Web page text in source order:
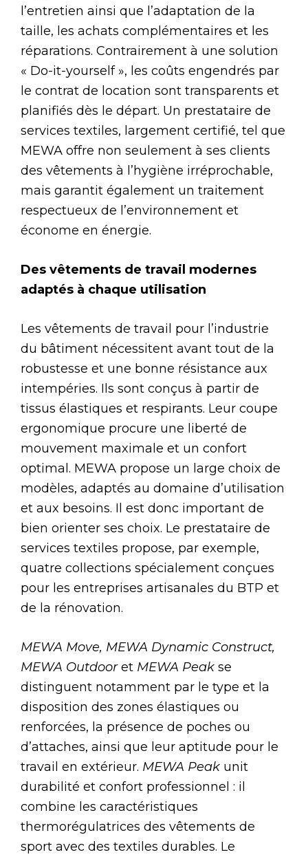
l’entretien ainsi que l’adaptation de la
taille, les achats complémentaires et les
réparations. Contrairement à une solution
« Do-it-yourself », les coûts engendrés par
le contrat de location sont transparents et
planifiés dès le départ. Un prestataire de
services textiles, largement certifié, tel que
MEWA offre non seulement à ses clients
des vêtements à l’hygiène irréprochable,
mais garantit également un traitement
respectueux de l’environnement et
économe en énergie.
Des vêtements de travail modernes
adaptés à chaque utilisation
Les vêtements de travail pour l’industrie
du bâtiment nécessitent avant tout de la
robustesse et une bonne résistance aux
intempéries. Ils sont conçus à partir de
tissus élastiques et respirants. Leur coupe
ergonomique procure une liberté de
mouvement maximale et un confort
optimal. MEWA propose un large choix de
modèles, adaptés au domaine d’utilisation
et aux besoins. Il est donc important de
bien orienter ses choix. Le prestataire de
services textiles propose, par exemple,
quatre collections spécialement conçues
pour les entreprises artisanales du BTP et
de la rénovation.
MEWA Move, MEWA Dynamic Construct,
MEWA Outdooret MEWA Peak se
distinguent notamment par le type et la
disposition des zones élastiques ou
renforcées, la présence de poches ou
d’attaches, ainsi que leur aptitude pour le
travail en extérieur. MEWA Peak unit
durabilité et confort professionnel : il
combine les caractéristiques
thermorégulatrices des vêtements de
sport avec des textiles durables. Le